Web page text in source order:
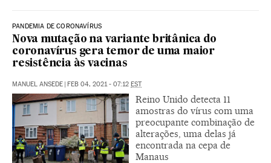
PANDEMIA DE CORONAVÍRUS
Nova mutação na variante britânica do
coronavírus gera temor de uma maior
resistência às vacinas
MANUEL ANSEDE | FEB 04, 2021 - 07:12 EST
Reino Unido detecta 11
amostras do vírus com uma
preocupante combinação de
alterações, uma delas já
encontrada na cepa de
Manaus